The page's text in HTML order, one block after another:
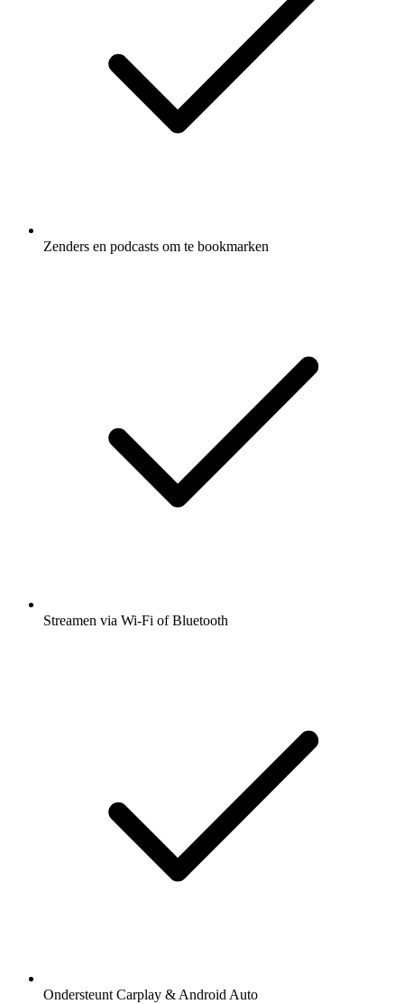
Zenders en podcasts om te bookmarken
Streamen via Wi-Fi of Bluetooth
Ondersteunt Carplay & Android Auto